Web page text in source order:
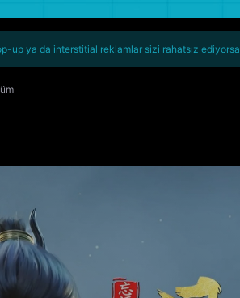
up ya da interstitial reklamlar sizi rahatsız ediyorsa